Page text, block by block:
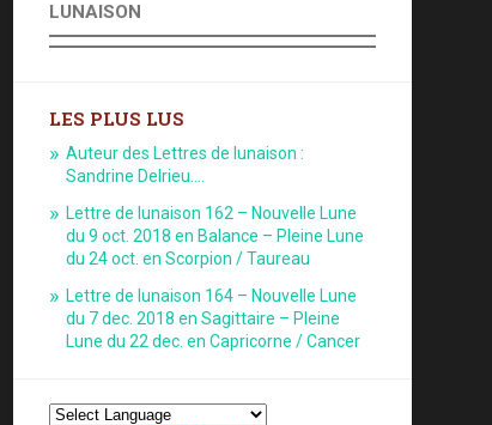
LUNAISON
LES PLUS LUS
Auteur des Lettres de lunaison :
Sandrine Delrieu.…
Lettre de lunaison 162 – Nouvelle Lune
du 9 oct. 2018 en Balance – Pleine Lune
du 24 oct. en Scorpion / Taureau
Lettre de lunaison 164 – Nouvelle Lune
du 7 dec. 2018 en Sagittaire – Pleine
Lune du 22 dec. en Capricorne / Cancer